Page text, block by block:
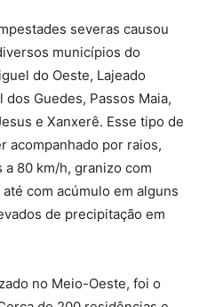
severas causou
municípios do
do Oeste, Lajeado
dos Guedes, Passos Maia,
e Xanxerê. Esse tipo de
acompanhado por raios,
80 km/h, granizo com
com acúmulo em alguns
de precipitação em
no Meio-Oeste, foi o